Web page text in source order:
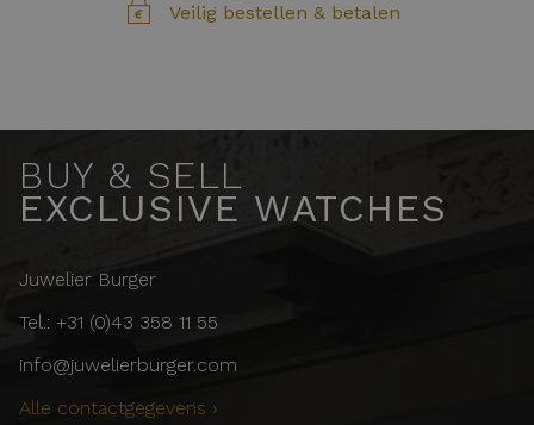
Veilig bestellen & betalen
BUY & SELL
EXCLUSIVE WATCHES
Juwelier Burger
Tel.: +31 (0)43 358 11 55
info@juwelierburger.com
Alle contactgegevens ›